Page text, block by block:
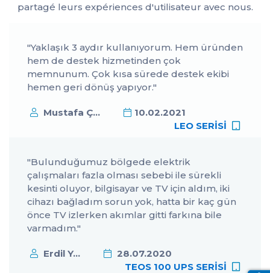
partagé leurs expériences d'utilisateur avec nous.
"Yaklaşık 3 aydır kullanıyorum. Hem üründen
hem de destek hizmetinden çok
memnunum. Çok kısa sürede destek ekibi
hemen geri dönüş yapıyor."
Mustafa Ç...
10.02.2021
LEO SERİSİ
"Bulunduğumuz bölgede elektrik
çalışmaları fazla olması sebebi ile sürekli
kesinti oluyor, bilgisayar ve TV için aldım, iki
cihazı bağladım sorun yok, hatta bir kaç gün
önce TV izlerken akımlar gitti farkına bile
varmadım."
Erdil Y...
28.07.2020
TEOS 100 UPS SERİSİ